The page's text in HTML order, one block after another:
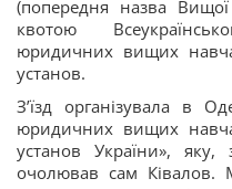
(попередня назва
квотою
юридичних вищих
установ.
З’їзд організувала в
юридичних вищих
установ України»,
очолював сам Ківалов.